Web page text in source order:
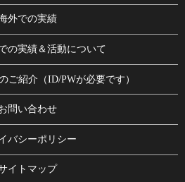
外での実績
の実績＆活動について
ご紹介（ID/PWが必要です）
問い合わせ
バシーポリシー
イトマップ